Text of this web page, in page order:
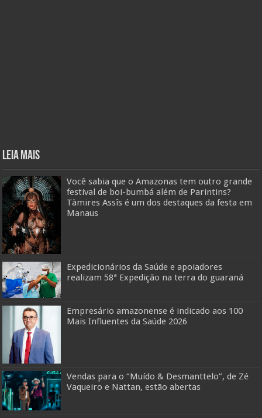
Leia mais
Você sabia que o Amazonas tem outro grande
festival de boi-bumbá além de Parintins?
Tàmires Assîs é um dos destaques da festa em
Manaus
Expedicionários da Saúde e apoiadores
realizam 58ª Expedição na terra do guaraná
Empresário amazonense é indicado aos 100
Mais Influentes da Saúde 2026
Vendas para o “Muído & Desmanttelo”, de Zé
Vaqueiro e Nattan, estão abertas